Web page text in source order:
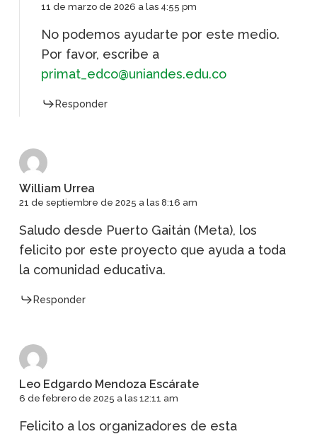
11 de marzo de 2026 a las 4:55 pm
No podemos ayudarte por este medio.
Por favor, escribe a
primat_edco@uniandes.edu.co
Responder
William Urrea
21 de septiembre de 2025 a las 8:16 am
Saludo desde Puerto Gaitán (Meta), los
felicito por este proyecto que ayuda a toda
la comunidad educativa.
Responder
Leo Edgardo Mendoza Escárate
6 de febrero de 2025 a las 12:11 am
Felicito a los organizadores de esta